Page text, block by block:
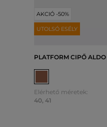
AKCIÓ -50%
UTOLSÓ ESÉLY
PLATFORM CIPŐ
Elérhető méretek:
40, 41